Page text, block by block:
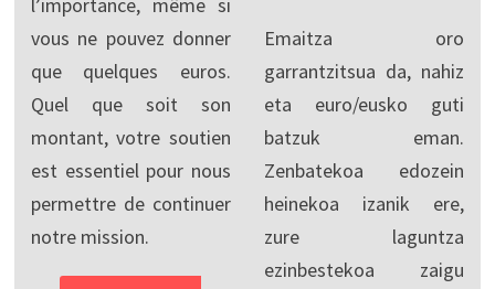
vous ne pouvez donner
que quelques euros.
Quel que soit son
montant, votre soutien
est essentiel pour nous
permettre de continuer
notre mission.
Emaitza oro
garrantzitsua da, nahiz
eta euro/eusko guti
batzuk eman.
Zenbatekoa edozein
heinekoa izanik ere,
zure laguntza
ezinbestekoa zaigu